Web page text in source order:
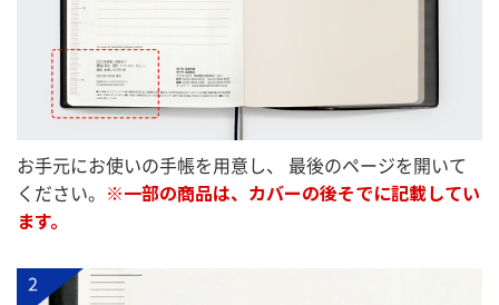
お手元にお使いの手帳を用意し、
最後のページを開いて
ください。 ※一部の商品は、カバーの後そでに記載してい
ます。